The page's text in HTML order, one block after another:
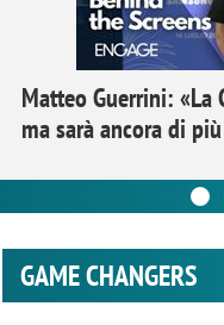
Matteo Guerrini: «La
ma sarà ancora di
GAME CHANGERS